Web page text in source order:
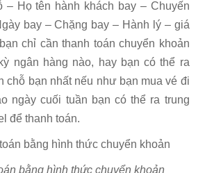
– Họ tên hành khách bay – Chuyến
bay – Chặng bay – Hành lý – giá
chỉ cần thanh toán chuyển khoản
ngân hàng nào, hay bạn có thể ra
chỗ bạn nhất nếu như bạn mua vé đi
ngày cuối tuần bạn có thể ra trung
để thanh toán.
bằng hình thức chuyển khoản